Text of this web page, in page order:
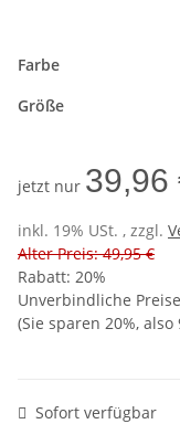
Farbe
Größe
jetzt nur 39,96
inkl. 19% USt. , zzgl.
Alter Preis: 49,95 €
Rabatt: 20%
Unverbindliche
(Sie sparen 20%, also
Sofort verfügbar